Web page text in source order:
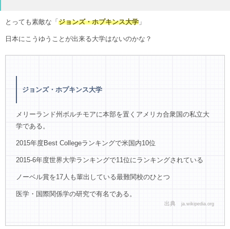
とっても素敵な「 ジョンズ・ホプキンス大学 」
日本にこうゆうことが出来る大学はないのかな？
ジョンズ・ホプキンス大学
メリーランド州ボルチモアに本部を置くアメリカ合衆国の私立大
学である。
2015年度Best Collegeランキングで米国内10位
2015-6年度世界大学ランキングで11位にランキングされている
ノーベル賞を17人も輩出している最難関校のひとつ
医学・国際関係学の研究で有名である。
出典 ja.wikipedia.org